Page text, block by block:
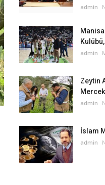
admin
admin
Zeytin
admin
İslam
admin